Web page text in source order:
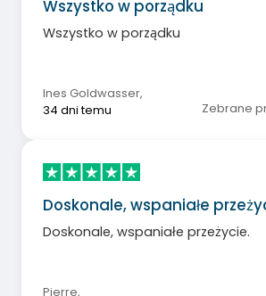
Wszystko w porządku
Wszystko w porządku
Ines Goldwasser,
34 dni temu
Zebrane
Doskonale, wspaniałe
Doskonale, wspaniałe przeżycie.
Pierre,